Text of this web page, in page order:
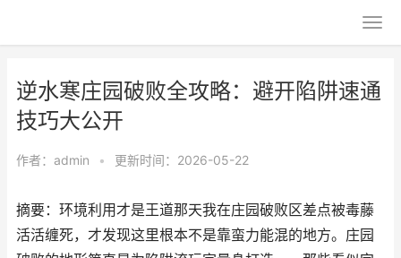
逆水寒庄园破败全攻略：避开陷阱速通
技巧大公开
作者： admin • 更新时间：2026-05-22
摘要：环境利用才是王道那天我在庄园破败区差点被毒藤
活活缠死，才发现这里根本不是靠蛮力能混的地方。庄园